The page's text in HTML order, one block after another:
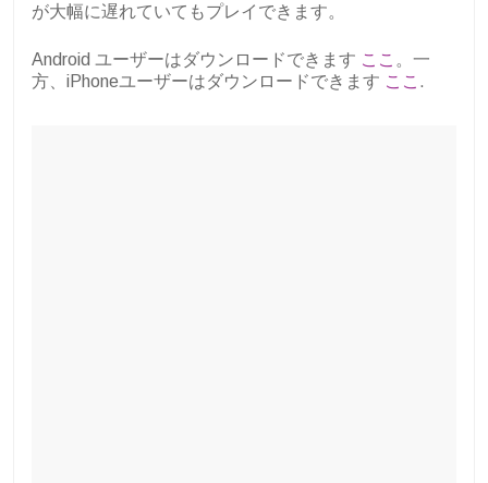
が大幅に遅れていてもプレイできます。
Android ユーザーはダウンロードできます ここ 。一
方、iPhoneユーザーはダウンロードできます ここ .